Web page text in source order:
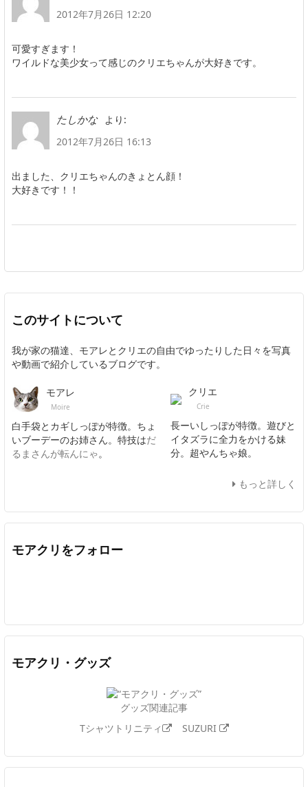
2012年7月26日 12:20
可愛すぎます！
ワイルドな美少女って感じのクリエちゃんが大好きです。
たしかな
より:
2012年7月26日 16:13
出ました、クリエちゃんのきょとん顔！
大好きです！！
このサイトについて
我が家の猫達、モアレとクリエの自由でゆったりした日々を写真
や動画で紹介しているブログです。
モアレ
Moire
白手袋とカギしっぽが特徴。ちょ
いブーデーのお姉さん。特技はだ
るまさんが転んにゃ。
クリエ
Crie
長ーいしっぽが特徴。遊びと
イタズラに全力をかける妹
分。超やんちゃ娘。
もっと詳しく
モアクリをフォロー
モアクリ・グッズ
グッズ関連記事
Tシャツトリニティ
SUZURI